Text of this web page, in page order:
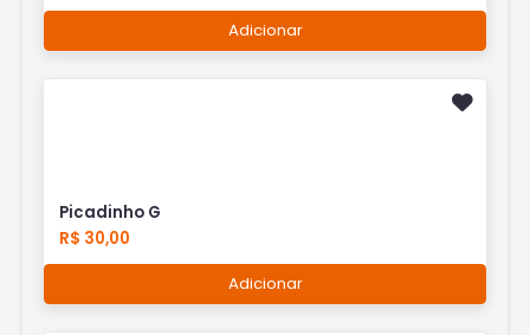
Adicionar
Picadinho G
R$ 30,00
Adicionar